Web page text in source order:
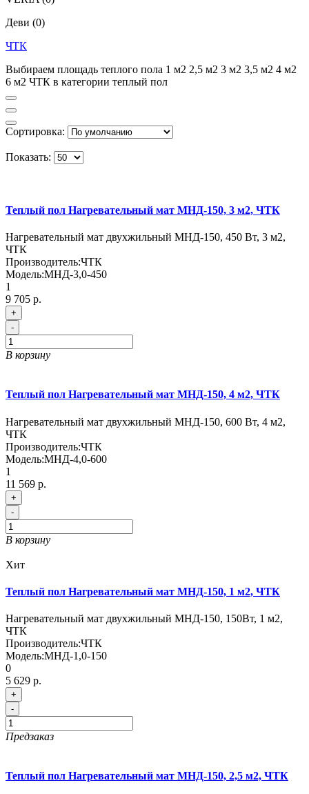
Деви (0)
ЧТК
Выбираем площадь теплого пола 1 м2 2,5 м2 3 м2 3,5 м2 4 м2
6 м2 ЧТК в категории теплый пол
Сортировка:
Показать:
Теплый пол Нагревательный мат МНД-150, 3 м2, ЧТК
Нагревательный мат двухжильный МНД-150, 450 Вт, 3 м2,
ЧТК
Производитель:ЧТК
Модель:МНД-3,0-450
1
9 705 р.
+
-
В корзину
Теплый пол Нагревательный мат МНД-150, 4 м2, ЧТК
Нагревательный мат двухжильный МНД-150, 600 Вт, 4 м2,
ЧТК
Производитель:ЧТК
Модель:МНД-4,0-600
1
11 569 р.
+
-
В корзину
Хит
Теплый пол Нагревательный мат МНД-150, 1 м2, ЧТК
Нагревательный мат двухжильный МНД-150, 150Вт, 1 м2,
ЧТК
Производитель:ЧТК
Модель:МНД-1,0-150
0
5 629 р.
+
-
Предзаказ
Теплый пол Нагревательный мат МНД-150, 2,5 м2, ЧТК